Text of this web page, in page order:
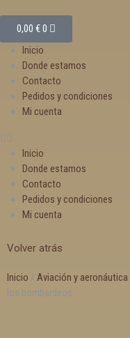
0,00 €0
Inicio
Donde estamos
Contacto
Pedidos y condiciones
Mi cuenta
Inicio
Donde estamos
Contacto
Pedidos y condiciones
Mi cuenta
Volver atrás
Inicio / Aviación y aeronáutica
los bombardeos.